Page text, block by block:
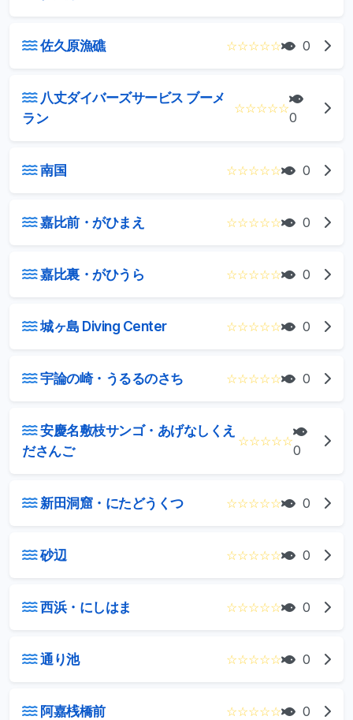
佐久原漁礁 ☆☆☆☆☆ 0
八丈ダイバーズサービス ブーメ
ラン
☆☆☆☆☆
0
南国 ☆☆☆☆☆ 0
嘉比前・がひまえ ☆☆☆☆☆ 0
嘉比裏・がひうら ☆☆☆☆☆ 0
城ヶ島 Diving Center ☆☆☆☆☆ 0
宇論の崎・うるるのさち ☆☆☆☆☆ 0
安慶名敷枝サンゴ・あげなしくえ
ださんご
☆☆☆☆☆
0
新田洞窟・にたどうくつ ☆☆☆☆☆ 0
砂辺 ☆☆☆☆☆ 0
西浜・にしはま ☆☆☆☆☆ 0
通り池 ☆☆☆☆☆ 0
阿嘉桟橋前 ☆☆☆☆☆ 0